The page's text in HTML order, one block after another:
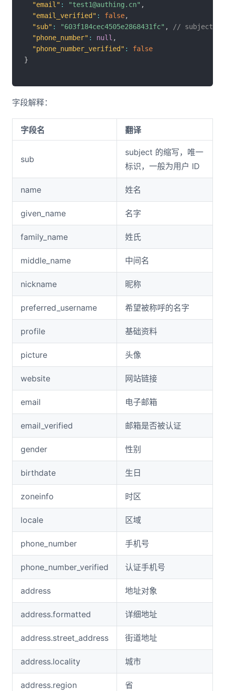
"email" : "test1@authing.cn" ,
"email_verified" : false,
"sub" : "603f184cec4505e2868431fc" ,
// subject 的
"phone_number" : null ,
"phone_number_verified" :
false
}
字段解释：
字段名 翻译
sub
subject 的缩写，唯一
标识，一般为用户 ID
name 姓名
given_name 名字
family_name 姓氏
middle_name 中间名
nickname 昵称
preferred_username 希望被称呼的名字
profile 基础资料
picture 头像
website 网站链接
email 电子邮箱
email_verified 邮箱是否被认证
gender 性别
birthdate 生日
zoneinfo 时区
locale 区域
phone_number 手机号
phone_number_verified 认证手机号
address 地址对象
address.formatted 详细地址
address.street_address 街道地址
address.locality 城市
address.region 省